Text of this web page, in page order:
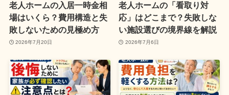
老人ホームの入居一時金相
場はいくら？費用構造と失
敗しないための見極め方
2026年7月20日
老人ホームの「看取り対
応」はどこまで？失敗しな
い施設選びの境界線を解説
2026年7月6日